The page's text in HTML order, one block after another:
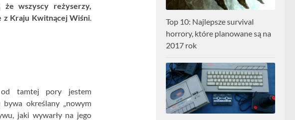
że wszyscy reżyserzy,
z Kraju Kwitnącej Wiśni.
tamtej pory jestem
określany „nowym
jaki wywarły na jego
Top 10: Najlepsze survival
horrory, które planowane są na
2017 rok